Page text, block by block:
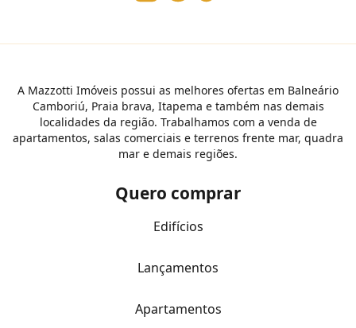
A Mazzotti Imóveis possui as melhores ofertas em Balneário
Camboriú, Praia brava, Itapema e também nas demais
localidades da região. Trabalhamos com a venda de
apartamentos, salas comerciais e terrenos frente mar, quadra
mar e demais regiões.
Quero comprar
Edifícios
Lançamentos
Apartamentos